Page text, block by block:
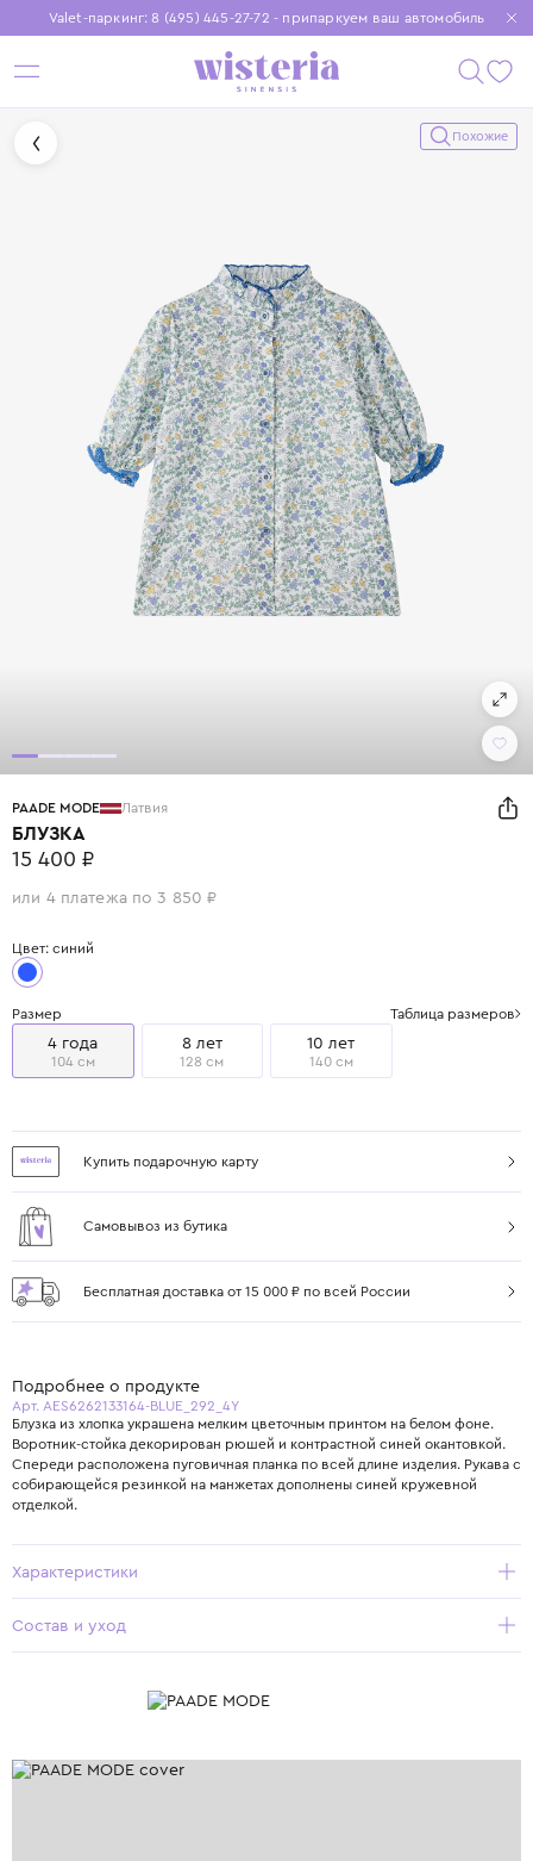
Valet-паркинг: 8 (495) 445-27-72 - припаркуем ваш автомобиль
Бесплатная доставка при заказе от 15 000 ₽
Установите приложение, чтобы покупки были еще удобнее
Похожие
PAADE MODE Латвия
БЛУЗКА
15 400 ₽
или 4 платежа по 3 850 ₽
Цвет: синий
Размер Таблица размеров
4 года
104 см
8 лет
128 см
10 лет
140 см
Купить подарочную карту
Самовывоз из бутика
Бесплатная доставка от 15 000 ₽ по всей России
Подробнее о продукте
Арт. AES6262133164-BLUE_292_4Y
Блузка из хлопка украшена мелким цветочным принтом на белом фоне.
Воротник‑стойка декорирован рюшей и контрастной синей окантовкой.
Спереди расположена пуговичная планка по всей длине изделия. Рукава с
собирающейся резинкой на манжетах дополнены синей кружевной
отделкой.
Характеристики
Состав и уход